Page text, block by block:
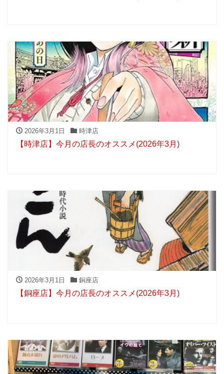
2026年3月1日 時津店
【時津店】今月の店長のオススメ(2026年3月)
2026年3月1日 銅座店
【銅座店】今月の店長のオススメ(2026年3月)